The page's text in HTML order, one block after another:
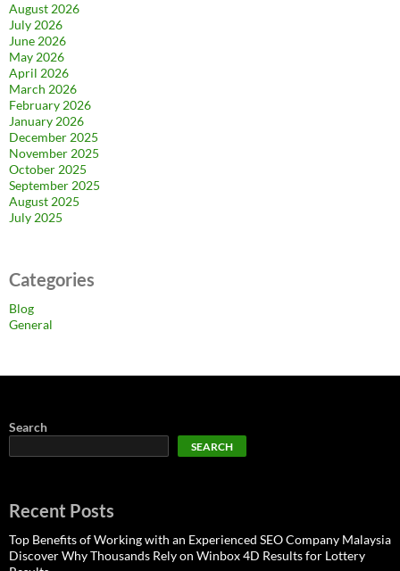
August 2026
July 2026
June 2026
May 2026
April 2026
March 2026
February 2026
January 2026
December 2025
November 2025
October 2025
September 2025
August 2025
July 2025
Categories
Blog
General
Search
SEARCH
Recent Posts
Top Benefits of Working with an Experienced SEO Company Malaysia
Discover Why Thousands Rely on Winbox 4D Results for Lottery